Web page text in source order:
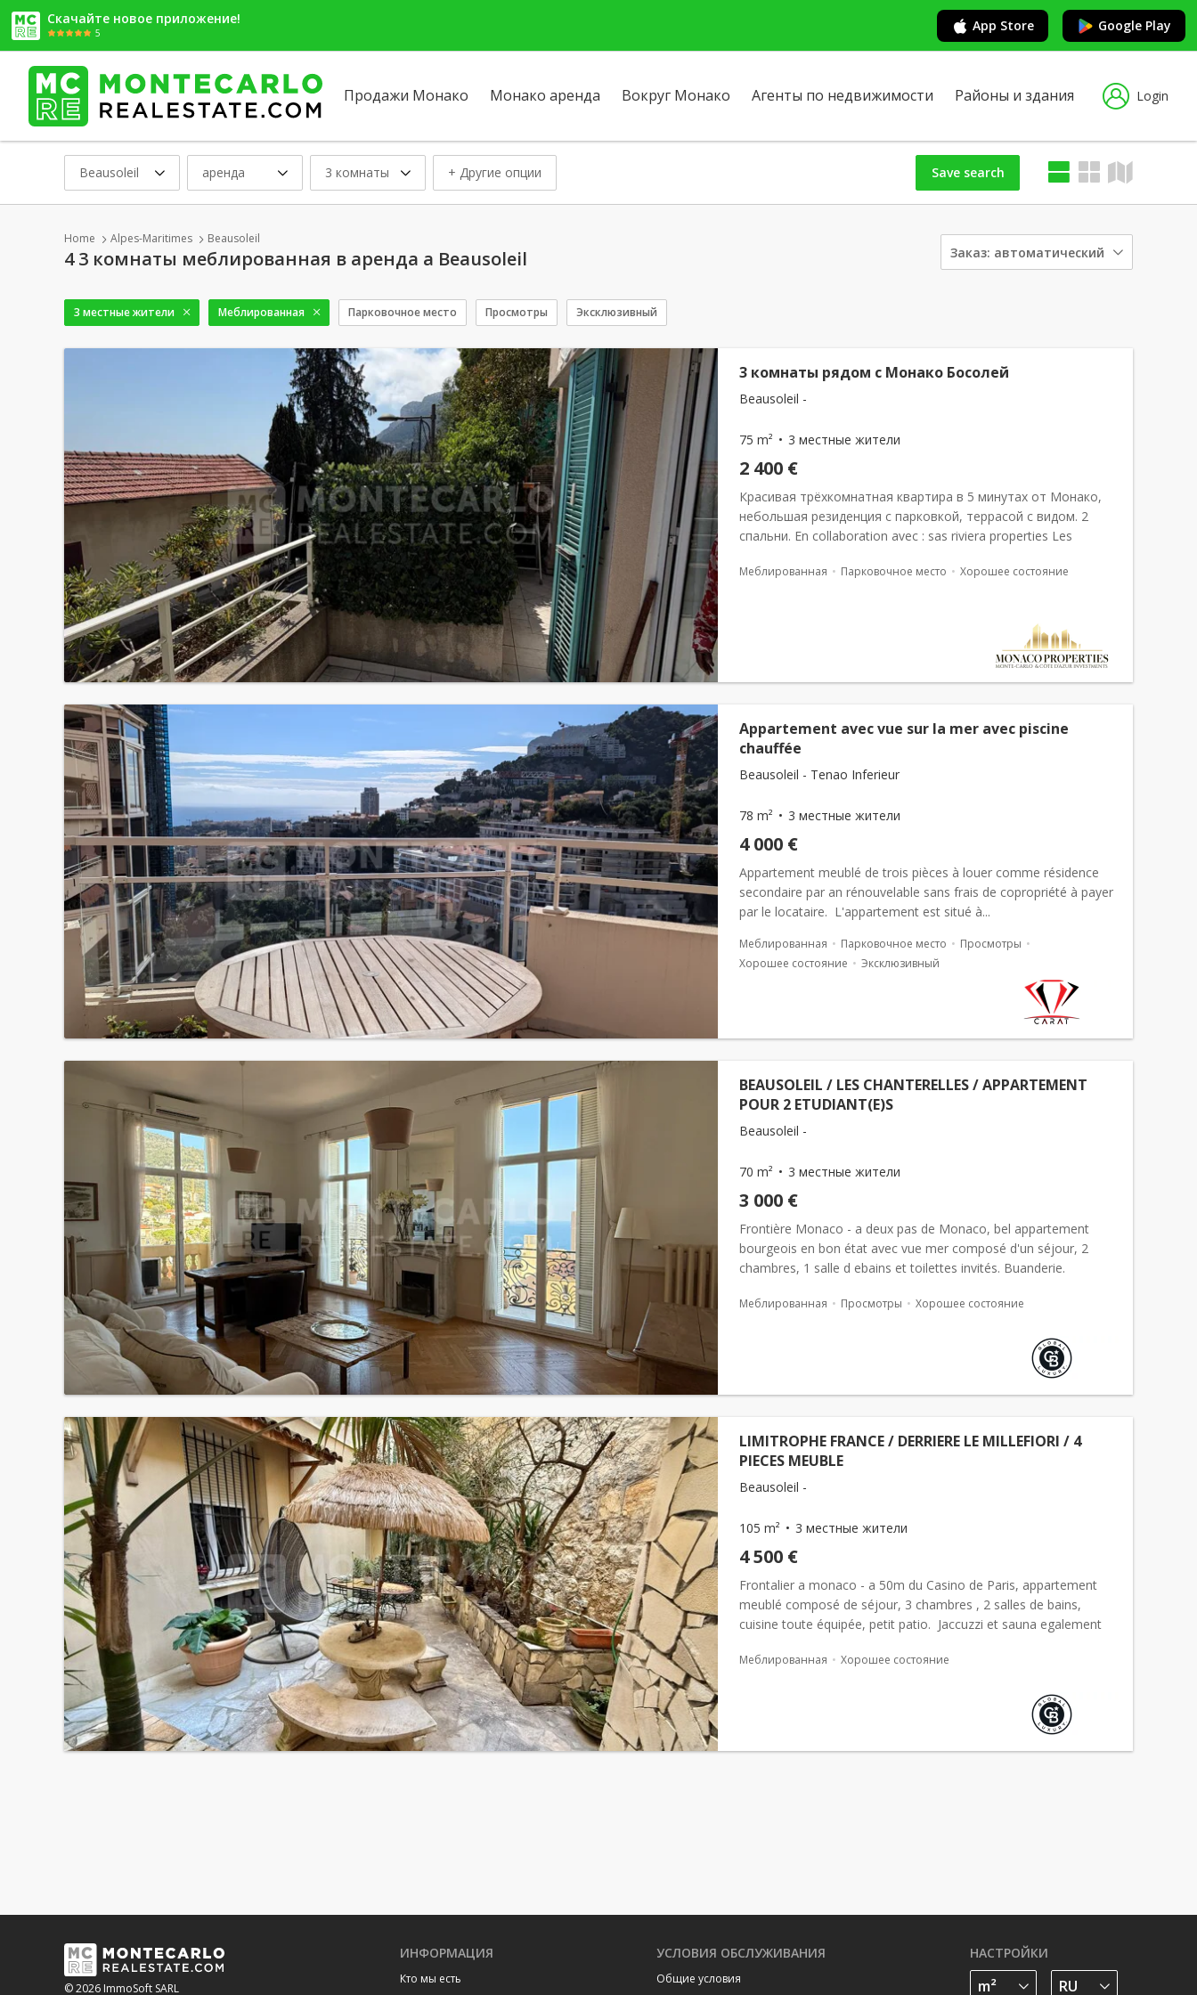
Скачайте новое приложение!
5 App Store Google Play
Продажи Монако Монако аренда Вокруг Монако Агенты по недвижимости Районы и здания Login
Beausoleil аренда 3 комнаты + Другие опции
Заказ: автоматический
Save search
Home Alpes-Maritimes Beausoleil
4 3 комнаты меблированная в аренда a Beausoleil
3 местные жители Меблированная Парковочное место Просмотры Эксклюзивный
3 комнаты рядом с Монако Босолей
Beausoleil -
75 m² 3 местные жители
2 400 €
Красивая трёхкомнатная квартира в 5 минутах от Монако,
небольшая резиденция с парковкой, террасой с видом. 2
спальни. En collaboration avec : sas riviera properties Les
Меблированная Парковочное место Хорошее состояние
Appartement avec vue sur la mer avec piscine
chauffée
Beausoleil - Tenao Inferieur
78 m² 3 местные жители
4 000 €
Appartement meublé de trois pièces à louer comme résidence
secondaire par an rénouvelable sans frais de copropriété à payer
par le locataire. L'appartement est situé à...
Меблированная Парковочное место
Просмотры
Хорошее состояние
Эксклюзивный
BEAUSOLEIL / LES CHANTERELLES / APPARTEMENT
POUR 2 ETUDIANT(E)S
Beausoleil -
70 m² 3 местные жители
3 000 €
Frontière Monaco - a deux pas de Monaco, bel appartement
bourgeois en bon état avec vue mer composé d'un séjour, 2
chambres, 1 salle d ebains et toilettes invités. Buanderie.
Меблированная Просмотры Хорошее состояние
LIMITROPHE FRANCE / DERRIERE LE MILLEFIORI / 4
PIECES MEUBLE
Beausoleil -
105 m² 3 местные жители
4 500 €
Frontalier a monaco - a 50m du Casino de Paris, appartement
meublé composé de séjour, 3 chambres , 2 salles de bains,
cuisine toute équipée, petit patio. Jaccuzzi et sauna egalement
Меблированная Хорошее состояние
© 2026 ImmoSoft SARL
ИНФОРМАЦИЯ
Кто мы есть
УСЛОВИЯ ОБСЛУЖИВАНИЯ
Общие условия
НАСТРОЙКИ